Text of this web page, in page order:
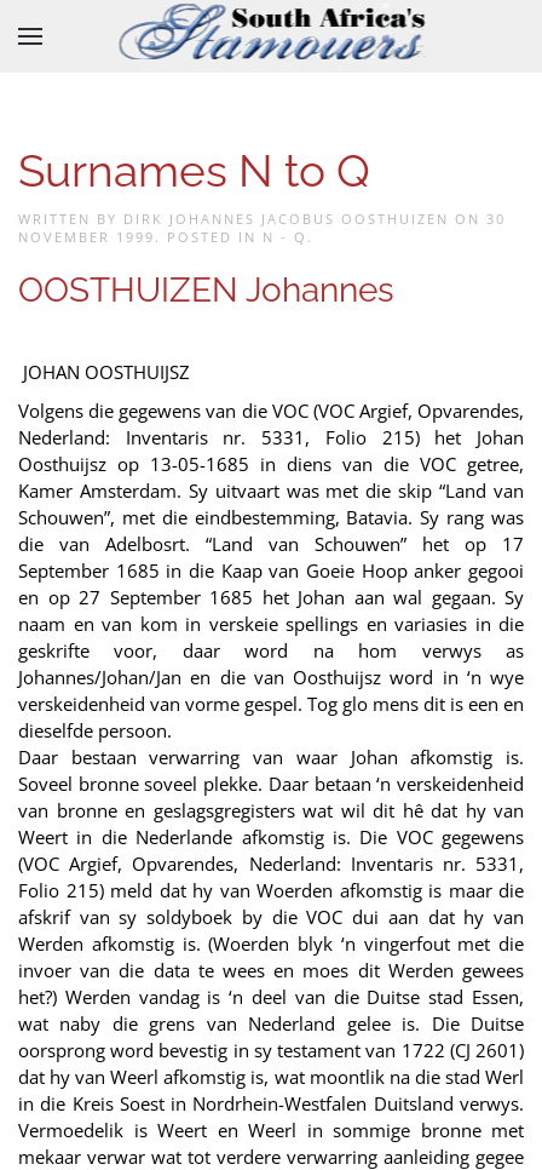
Skip to main content
Surnames N to Q
WRITTEN BY DIRK JOHANNES JACOBUS OOSTHUIZEN ON 30
NOVEMBER 1999 . POSTED IN N - Q .
OOSTHUIZEN Johannes
JOHAN OOSTHUIJSZ
Volgens die gegewens van die VOC (VOC Argief, Opvarendes,
Nederland: Inventaris nr. 5331, Folio 215) het Johan
Oosthuijsz op 13-05-1685 in diens van die VOC getree,
Kamer Amsterdam. Sy uitvaart was met die skip “Land van
Schouwen”, met die eindbestemming, Batavia. Sy rang was
die van Adelbosrt. “Land van Schouwen” het op 17
September 1685 in die Kaap van Goeie Hoop anker gegooi
en op 27 September 1685 het Johan aan wal gegaan. Sy
naam en van kom in verskeie spellings en variasies in die
geskrifte voor, daar word na hom verwys as
Johannes/Johan/Jan en die van Oosthuijsz word in ‘n wye
verskeidenheid van vorme gespel. Tog glo mens dit is een en
dieselfde persoon.
Daar bestaan verwarring van waar Johan afkomstig is.
Soveel bronne soveel plekke. Daar betaan ‘n verskeidenheid
van bronne en geslagsgregisters wat wil dit hê dat hy van
Weert in die Nederlande afkomstig is. Die VOC gegewens
(VOC Argief, Opvarendes, Nederland: Inventaris nr. 5331,
Folio 215) meld dat hy van Woerden afkomstig is maar die
afskrif van sy soldyboek by die VOC dui aan dat hy van
Werden afkomstig is. (Woerden blyk ‘n vingerfout met die
invoer van die data te wees en moes dit Werden gewees
het?) Werden vandag is ‘n deel van die Duitse stad Essen,
wat naby die grens van Nederland gelee is. Die Duitse
oorsprong word bevestig in sy testament van 1722 (CJ 2601)
dat hy van Weerl afkomstig is, wat moontlik na die stad Werl
in die Kreis Soest in Nordrhein-Westfalen Duitsland verwys.
Vermoedelik is Weert en Weerl in sommige bronne met
mekaar verwar wat tot verdere verwarring aanleiding gegee